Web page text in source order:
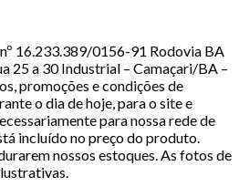
16.233.389/0156-91 Rodovia BA
25 a 30 Industrial – Camaçari/BA –
promoções e condições de
o dia de hoje, para o site e
para nossa rede de
incluído no preço do produto.
nossos estoques. As fotos de